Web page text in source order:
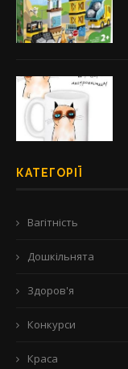
КАТЕГОРІЇ
Вагітність
Дошкільнята
Здоров'я
Конкурси
Краса